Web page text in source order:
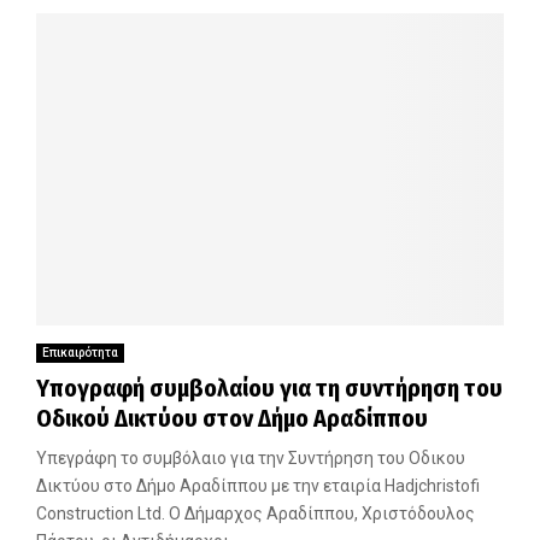
Επικαιρότητα
Υπογραφή συμβολαίου για τη συντήρηση του
Οδικού Δικτύου στον Δήμο Αραδίππου
Υπεγράφη το συμβόλαιο για την Συντήρηση του Οδικου
Δικτύου στο Δήμο Αραδίππου με την εταιρία Hadjchristofi
Construction Ltd. Ο Δήμαρχος Αραδίππου, Χριστόδουλος